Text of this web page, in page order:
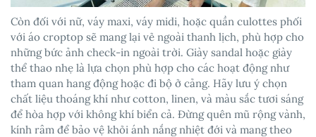
Còn đối với nữ, váy maxi, váy midi, hoặc quần culottes phối
với áo croptop sẽ mang lại vẻ ngoài thanh lịch, phù hợp cho
những bức ảnh check-in ngoài trời. Giày sandal hoặc giày
thể thao nhẹ là lựa chọn phù hợp cho các hoạt động như
tham quan hang động hoặc đi bộ ở cảng. Hãy lưu ý chọn
chất liệu thoáng khí như cotton, linen, và màu sắc tươi sáng
để hòa hợp với không khí biển cả. Đừng quên mũ rộng vành,
kính râm để bảo vệ khỏi ánh nắng nhiệt đới và mang theo